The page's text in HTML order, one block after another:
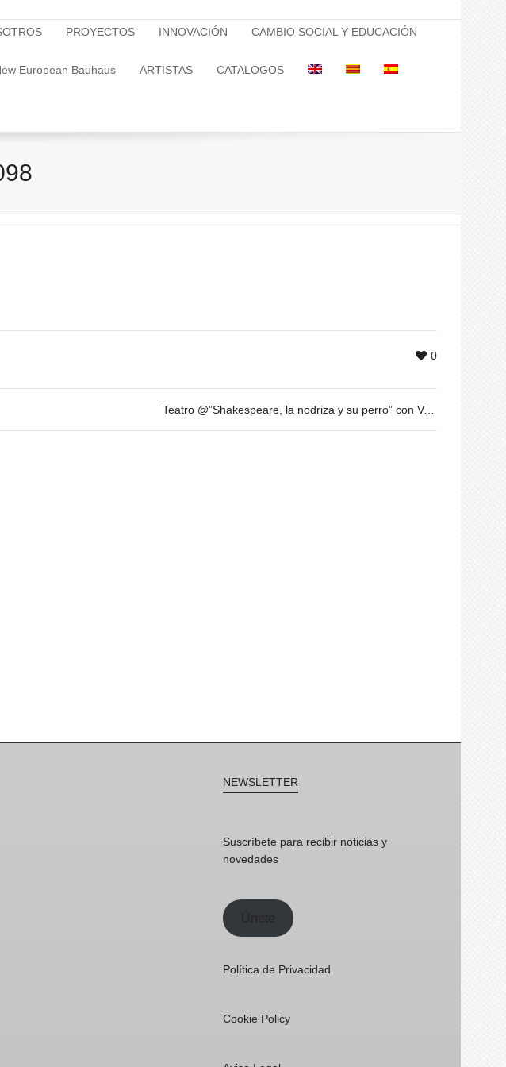
PROYECTOS INNOVACIÓN CAMBIO SOCIAL Y EDUCACIÓN
European Bauhaus ARTISTAS CATALOGOS
0
Teatro @”Shakespeare, la nodriza y su perro” con Veronica Isola y Nico Cobo – 9 de Junio – 20h30
NEWSLETTER
Suscríbete para recibir noticias y
novedades
Únete
Política de Privacidad
Cookie Policy